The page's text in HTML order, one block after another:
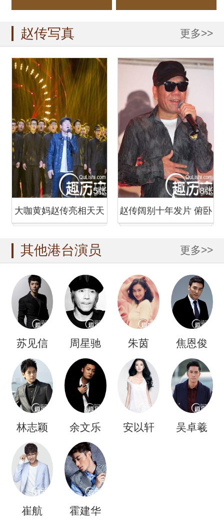
赵传写真 更多>>
5张
大咖黄妈赵传亮相天天
8张
赵传阔别十年发片 俯卧
其他港台演员 更多>>
苏见信 周星驰 朱茵 焦恩俊
林志颖 余文乐 安以轩 吴卓羲
崔航 霍建华